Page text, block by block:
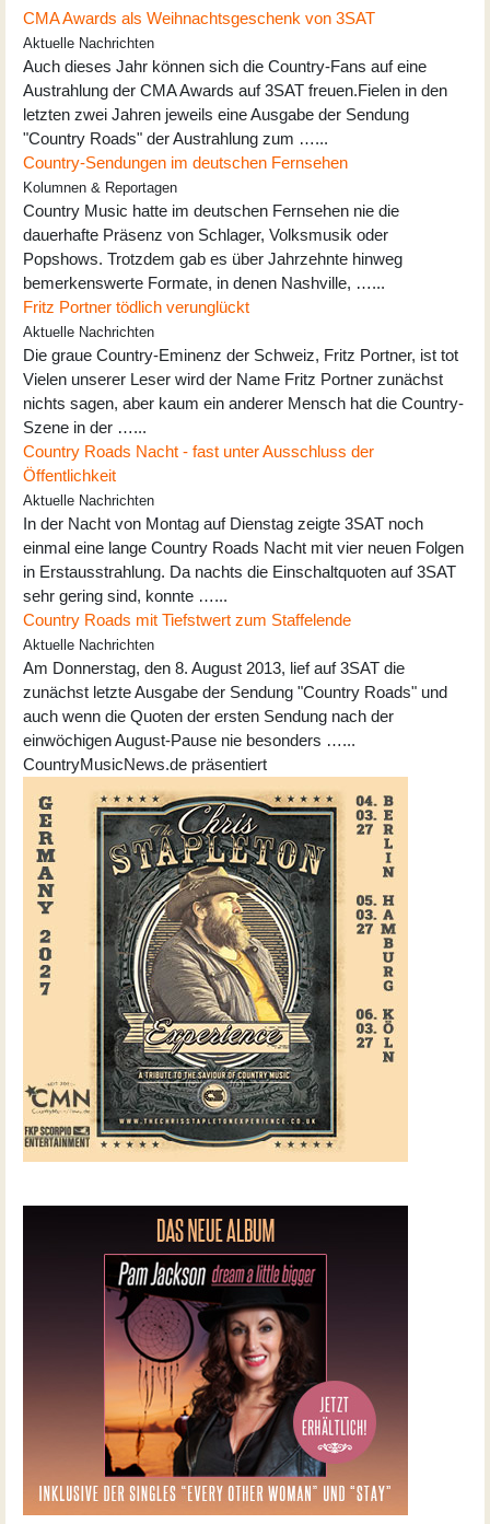
CMA Awards als Weihnachtsgeschenk von 3SAT
Aktuelle Nachrichten
Auch dieses Jahr können sich die Country-Fans auf eine
Austrahlung der CMA Awards auf 3SAT freuen.Fielen in den
letzten zwei Jahren jeweils eine Ausgabe der Sendung
"Country Roads" der Austrahlung zum …...
Country-Sendungen im deutschen Fernsehen
Kolumnen & Reportagen
Country Music hatte im deutschen Fernsehen nie die
dauerhafte Präsenz von Schlager, Volksmusik oder
Popshows. Trotzdem gab es über Jahrzehnte hinweg
bemerkenswerte Formate, in denen Nashville, …...
Fritz Portner tödlich verunglückt
Aktuelle Nachrichten
Die graue Country-Eminenz der Schweiz, Fritz Portner, ist tot
Vielen unserer Leser wird der Name Fritz Portner zunächst
nichts sagen, aber kaum ein anderer Mensch hat die Country-
Szene in der …...
Country Roads Nacht - fast unter Ausschluss der
Öffentlichkeit
Aktuelle Nachrichten
In der Nacht von Montag auf Dienstag zeigte 3SAT noch
einmal eine lange Country Roads Nacht mit vier neuen Folgen
in Erstausstrahlung. Da nachts die Einschaltquoten auf 3SAT
sehr gering sind, konnte …...
Country Roads mit Tiefstwert zum Staffelende
Aktuelle Nachrichten
Am Donnerstag, den 8. August 2013, lief auf 3SAT die
zunächst letzte Ausgabe der Sendung "Country Roads" und
auch wenn die Quoten der ersten Sendung nach der
einwöchigen August-Pause nie besonders …...
CountryMusicNews.de präsentiert